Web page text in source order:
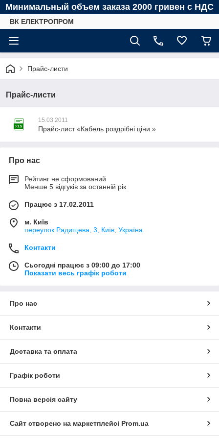
Минимальный объем заказа 2000 гривен с НДС
ВК ЕЛЕКТРОПРОМ
Прайс-листи
Прайс-листи
15.03.2011
Прайс-лист «Кабель роздрібні ціни.»
Про нас
Рейтинг не сформований
Менше 5 відгуків за останній рік
Працює з 17.02.2011
м. Київ
переулок Радищева, 3, Київ, Україна
Контакти
Сьогодні працює з 09:00 до 17:00
Показати весь графік роботи
Про нас
Контакти
Доставка та оплата
Графік роботи
Повна версія сайту
Сайт створено на маркетплейсі Prom.ua